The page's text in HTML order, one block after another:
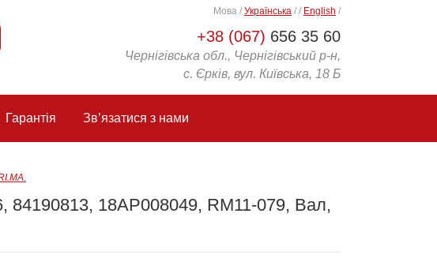
+38 (067) 656 35 60
Чернігівська обл., Чернігівський р-н,
с. Єрків, вул. Київська, 18 Б
Мова / Українська / / English /
Гарантія Зв’язатися з нами
84190813, 18AP008049, RM11-079, Вал,